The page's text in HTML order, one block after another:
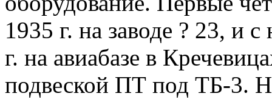
1935 г. на заводе ? 23, и
г. на авиабазе в
подвеской ПТ под ТБ-3.